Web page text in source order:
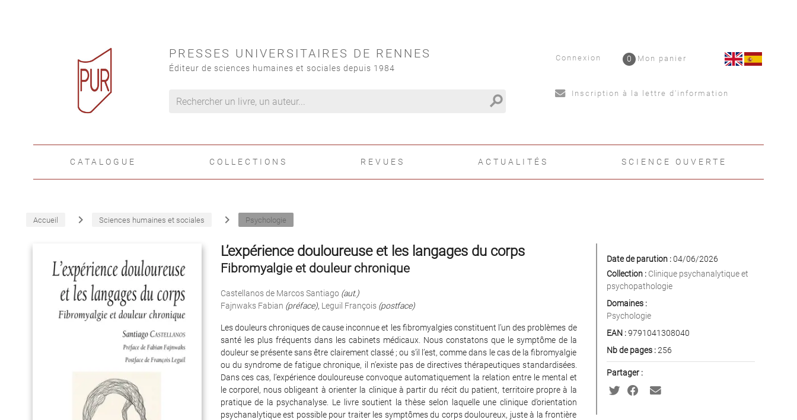
PRESSES UNIVERSITAIRES DE RENNES
Éditeur de sciences humaines et sociales depuis 1984
search
Connexion Mon panier
0
Inscription à la lettre d'information
CATALOGUE COLLECTIONS REVUES ACTUALITÉS SCIENCE OUVERTE
Accueil navigate_next Sciences humaines et sociales navigate_next Psychologie
L’expérience douloureuse et les langages du corps
Fibromyalgie et douleur chronique
Castellanos de Marcos Santiago (aut.)
Fajnwaks Fabian (préface), Leguil François (postface)
Les douleurs chroniques de cause inconnue et les fibromyalgies constituent l’un des problèmes de
santé les plus fréquents dans les cabinets médicaux. Nous constatons que le symptôme de la
douleur se présente sans être clairement classé ; ou s’il l’est, comme dans le cas de la fibromyalgie
ou du syndrome de fatigue chronique, il n’existe pas de directives thérapeutiques standardisées.
Dans ces cas, l’expérience douloureuse convoque automatiquement la relation entre le mental et
le corporel, nous obligeant à orienter la clinique à partir du récit du patient, territoire propre à la
pratique de la psychanalyse. Le livre soutient la thèse selon laquelle une clinique d’orientation
psychanalytique est possible pour traiter les symptômes du corps douloureux, juste à la frontière
Date de parution :04/06/2026
Collection : Clinique psychanalytique et
psychopathologie
Domaines :
Psychologie
EAN :9791041308040
Nb de pages :256
Partager :